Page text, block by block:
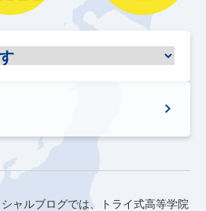
ャルブログでは、トライ式高等学院